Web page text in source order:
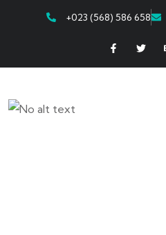
+023 (568) 586 658